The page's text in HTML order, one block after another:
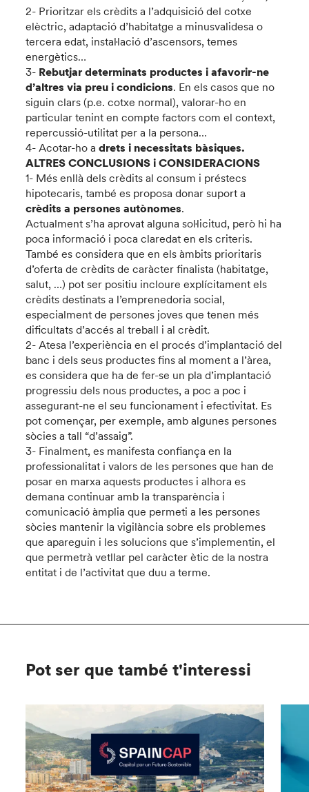
2- Prioritzar els crèdits a l’adquisició del cotxe
elèctric, adaptació d’habitatge a minusvalidesa o
tercera edat, instal·lació d’ascensors, temes
energètics…
3- Rebutjar determinats productes i afavorir-ne
d’altres via preu i condicions. En els casos que no
siguin clars (p.e. cotxe normal), valorar-ho en
particular tenint en compte factors com el context,
repercussió-utilitat per a la persona…
4- Acotar-ho adrets i necessitats bàsiques.
ALTRES CONCLUSIONS i CONSIDERACIONS
1- Més enllà dels crèdits al consum i préstecs
hipotecaris, també es proposa donar suport a
crèdits a persones autònomes.
Actualment s’ha aprovat alguna sol·licitud, però hi ha
poca informació i poca claredat en els criteris.
També es considera que en els àmbits prioritaris
d’oferta de crèdits de caràcter finalista (habitatge,
salut, …) pot ser positiu incloure explícitament els
crèdits destinats a l’emprenedoria social,
especialment de persones joves que tenen més
dificultats d’accés al treball i al crèdit.
2- Atesa l’experiència en el procés d’implantació del
banc i dels seus productes fins al moment a l’àrea,
es considera que ha de fer-se un pla d’implantació
progressiu dels nous productes, a poc a poc i
assegurant-ne el seu funcionament i efectivitat. Es
pot començar, per exemple, amb algunes persones
sòcies a tall “d’assaig”.
3- Finalment, es manifesta confiança en la
professionalitat i valors de les persones que han de
posar en marxa aquests productes i alhora es
demana continuar amb la transparència i
comunicació àmplia que permeti a les persones
sòcies mantenir la vigilància sobre els problemes
que apareguin i les solucions que s’implementin, el
que permetrà vetllar pel caràcter ètic de la nostra
entitat i de l’activitat que duu a terme.
Pot ser que també t'interessi